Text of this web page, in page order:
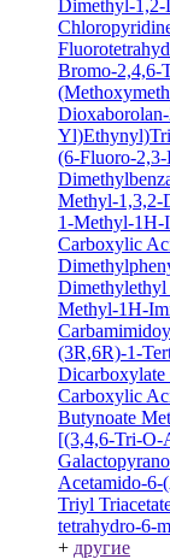
Dimethyl-
Bromo-2,4,6-
(6-Fluoro-
Methyl-1,3,2-
1-Methyl-1H-
Carboxylic
Dimethylethyl
Methyl-1H-
(3R,6R)-1-
Dicarboxylate
Carboxylic
Butynoate
[(3,4,6-Tri-O-
Acetamido-6-
Triyl
tetrahydro-6-
+ другие